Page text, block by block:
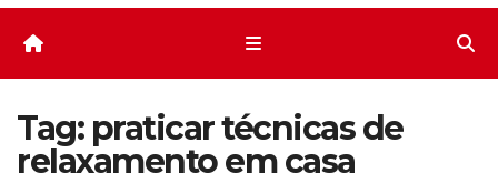
Tag: praticar técnicas de
relaxamento em casa